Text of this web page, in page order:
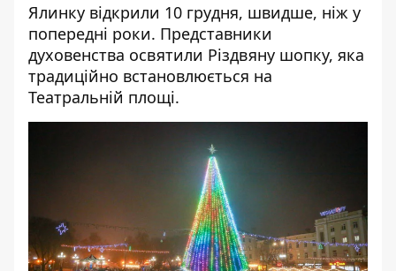
Ялинку відкрили 10 грудня, швидше, ніж у
попередні роки. Представники
духовенства освятили Різдвяну шопку, яка
традиційно встановлюється на
Театральній площі.